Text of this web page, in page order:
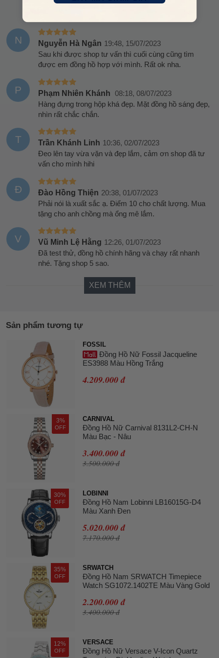
N Nguyễn Hà Ngân 19:48, 15/07/2023
Sau khi được shop tư vấn thì cuối cùng cũng tìm
được em đồng hồ hợp với mình. Rất ok nha.
P Phạm Nhiên Khánh 08:18, 08/07/2023
Hàng đựng trong hộp khá đẹp. Mặt đồng hồ sáng đẹp,
nhìn rất chắc chắn.
T Trần Khánh Linh 10:36, 02/07/2023
Đeo lên tay vừa vặn và đẹp lắm, cảm ơn shop đã tư
vấn cho mình hihi
Đ Đào Hồng Thiện 20:38, 01/07/2023
Phải nói là xuất sắc ạ. Điểm 10 cho chất lượng. Mua
tặng cho anh chồng mà ổng mê lắm.
V Vũ Minh Lệ Hằng 12:26, 01/07/2023
Đã test thử, đồng hồ chính hãng và chạy rất nhanh
nhé. Tặng shop 5 sao.
XEM THÊM
Sản phẩm tương tự
FOSSIL
Đồng Hồ Nữ Fossil Jacqueline
ES3988 Màu Hồng Trắng
4.209.000 đ
3%
OFF
CARNIVAL
Đồng Hồ Nữ Carnival 8131L2-CH-N
Màu Bạc - Nâu
3.400.000 đ
3.500.000 đ
30%
OFF
LOBINNI
Đồng Hồ Nam Lobinni LB16015G-D4
Màu Xanh Đen
5.020.000 đ
7.170.000 đ
35%
OFF
SRWATCH
Đồng Hồ Nam SRWATCH Timepiece
Watch SG1072.1402TE Màu Vàng Gold
2.200.000 đ
3.400.000 đ
12%
OFF
VERSACE
Đồng Hồ Nữ Versace V-Icon Quartz